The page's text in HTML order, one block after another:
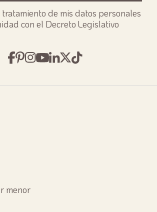
de mis datos personales
con el Decreto Legislativo
menor